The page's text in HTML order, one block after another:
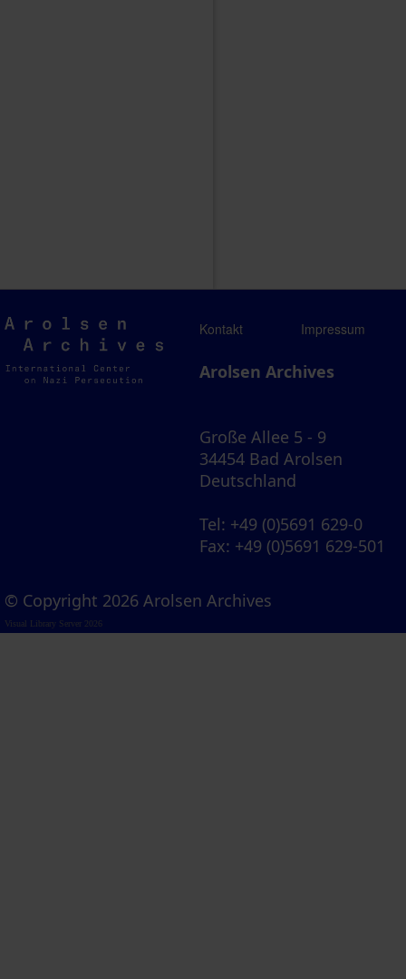
Arolsen
Archives
Kontakt Impressum
Arolsen Archives
Große Allee 5 - 9
34454 Bad Arolsen
Deutschland
Tel: +49 (0)5691 629-0
Fax: +49 (0)5691 629-501
© Copyright 2026 Arolsen Archives
Visual Library Server 2026